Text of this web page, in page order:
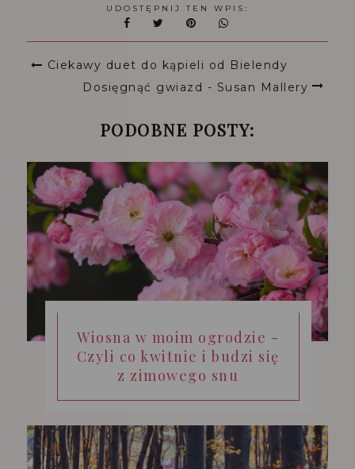
UDOSTĘPNIJ TEN WPIS:
Ciekawy duet do kąpieli od Bielendy
Dosięgnąć gwiazd - Susan Mallery
PODOBNE POSTY:
Wiosna w moim ogrodzie -
Czyli co kwitnie i budzi się
z zimowego snu